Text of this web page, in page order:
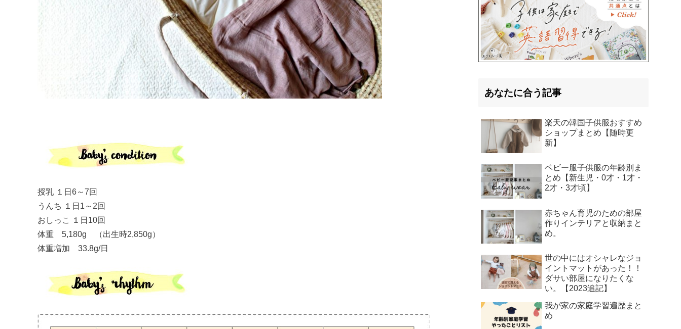
授乳 １日6～7回
うんち １日1～2回
おしっこ １日10回
体重 5,180g （出生時2,850g）
体重増加 33.8g/日
あなたに合う記事
楽天の韓国子供服おすすめ
ショップまとめ【随時更
新】
ベビー服子供服の年齢別ま
とめ【新生児・0才・1才・
2才・3才頃】
赤ちゃん育児のための部屋
作りインテリアと収納まと
め。
世の中にはオシャレなジョ
イントマットがあった！！
ダサい部屋になりたくな
い。【2023追記】
我が家の家庭学習遍歴まと
め